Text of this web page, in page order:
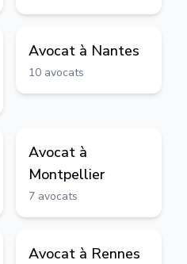
Avocat à Nantes
10 avocats
Avocat à
Montpellier
7 avocats
Avocat à Rennes